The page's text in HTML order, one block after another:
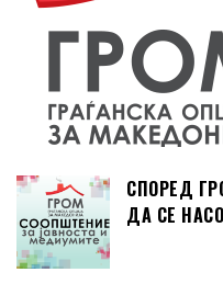
СПОРЕД
ДА СЕ